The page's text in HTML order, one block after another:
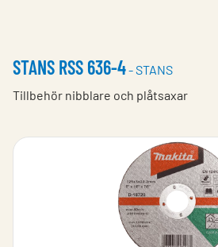
STANS RSS 636-4- STANS
Tillbehör nibblare och plåtsaxar